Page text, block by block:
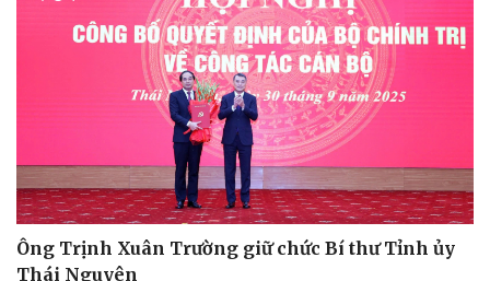
Ông Trịnh Xuân Trường giữ chức Bí thư Tỉnh ủy
Thái Nguyên